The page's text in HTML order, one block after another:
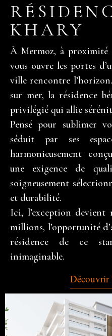
KHARY
À Mermoz, à proximité
vous ouvre les portes
ville rencontre
sur mer, la résidence
privilégié qui allie
Pensé pour sublimer
séduit par ses
harmonieusement
une exigence de
soigneusement
et durabilité.
Ici, l’exception
millions, l’opportunité
résidence de ce
inimaginable.
Découvrir